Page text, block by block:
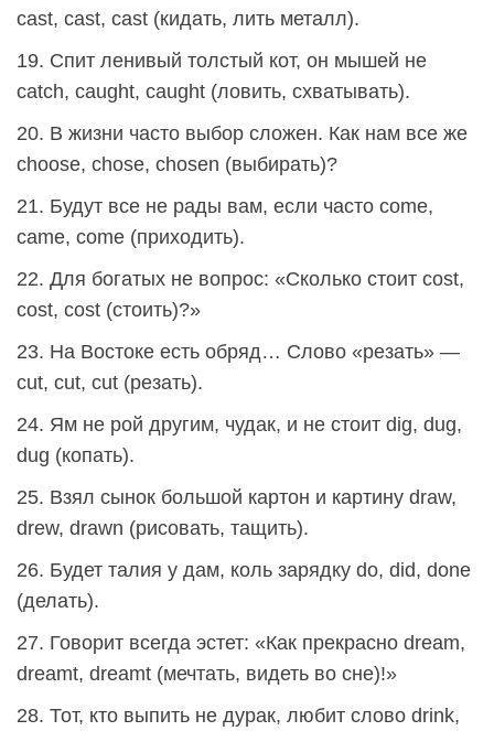
cast, cast, cast (кидать, лить металл).
19. Спит ленивый толстый кот, он мышей не
catch, caught, caught (ловить, схватывать).
20. В жизни часто выбор сложен. Как нам все же
choose, chose, chosen (выбирать)?
21. Будут все не рады вам, если часто come,
came, come (приходить).
22. Для богатых не вопрос: «Сколько стоит cost,
cost, cost (стоить)?»
23. На Востоке есть обряд… Слово «резать» —
cut, cut, cut (резать).
24. Ям не рой другим, чудак, и не стоит dig, dug,
dug (копать).
25. Взял сынок большой картон и картину draw,
drew, drawn (рисовать, тащить).
26. Будет талия у дам, коль зарядку do, did, done
(делать).
27. Говорит всегда эстет: «Как прекрасно dream,
dreamt, dreamt (мечтать, видеть во сне)!»
28. Тот, кто выпить не дурак, любит слово drink,